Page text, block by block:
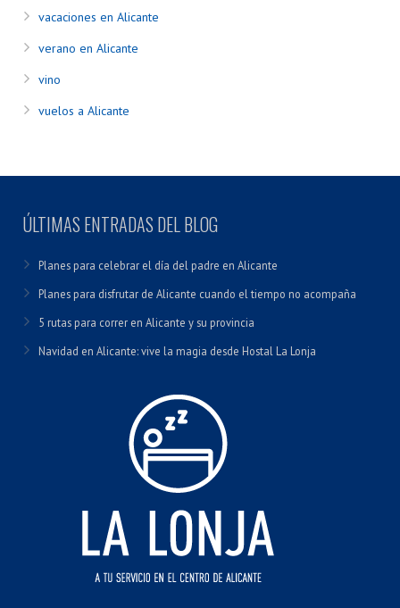
vacaciones en Alicante
verano en Alicante
vino
vuelos a Alicante
ÚLTIMAS ENTRADAS DEL BLOG
Planes para celebrar el día del padre en Alicante
Planes para disfrutar de Alicante cuando el tiempo no acompaña
5 rutas para correr en Alicante y su provincia
Navidad en Alicante: vive la magia desde Hostal La Lonja